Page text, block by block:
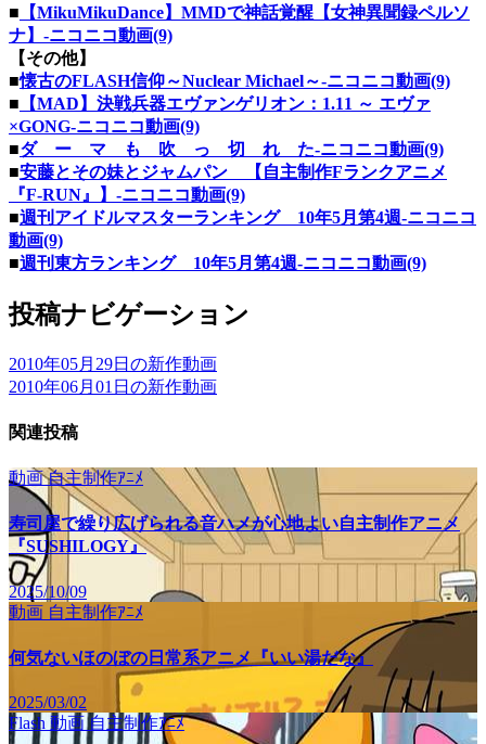
■ 【MikuMikuDance】MMDで神話覚醒【女神異聞録ペルソ
ナ】‐ニコニコ動画(9)
【その他】
■懐古のFLASH信仰～Nuclear Michael～‐ニコニコ動画(9)
■ 【MAD】決戦兵器エヴァンゲリオン：1.11 ～ エヴァ
×GONG‐ニコニコ動画(9)
■ダ ー マ も 吹 っ 切 れ た‐ニコニコ動画(9)
■安藤とその妹とジャムパン 【自主制作Fランクアニメ
『F-RUN』】‐ニコニコ動画(9)
■週刊アイドルマスターランキング 10年5月第4週‐ニコニコ
動画(9)
■週刊東方ランキング 10年5月第4週‐ニコニコ動画(9)
投稿ナビゲーション
2010年05月29日の新作動画
2010年06月01日の新作動画
関連投稿
動画自主制作ｱﾆﾒ
寿司屋で繰り広げられる音ハメが心地よい自主制作アニメ
『SUSHILOGY』
2025/10/09
動画 自主制作ｱﾆﾒ
何気ないほのぼの日常系アニメ『いい湯だな』
2025/03/02
Flash 動画自主制作ｱﾆﾒ